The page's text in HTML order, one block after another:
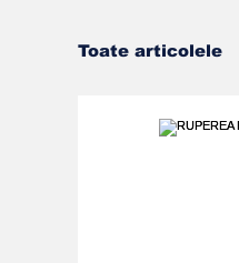
Toate articolele